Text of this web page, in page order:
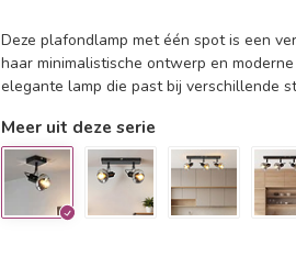
Deze plafondlamp met één spot is een
haar minimalistische ontwerp en
elegante lamp die past bij verschillende
Meer uit deze serie